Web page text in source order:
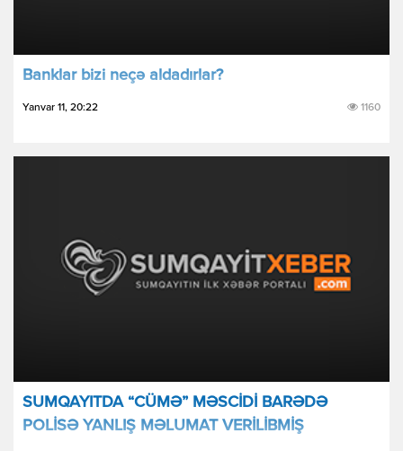
Bаnklаr bizi nеçə аldаdırlаr?
Yanvar 11, 20:22 1160
SUMQAYITDA “CÜMƏ” MƏSCİDİ BARƏDƏ
POLİSƏ YANLIŞ MƏLUMAT VERİLİBMİŞ